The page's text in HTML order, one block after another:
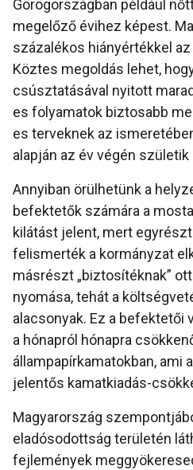
Görögországban például
megelőző évihez képest.
százalékos hiányértékkel
Köztes megoldás lehet,
csúsztatásával nyitott
es folyamatok biztosabb
es terveknek az
alapján az év végén születik
Annyiban örülhetünk a
befektetők számára a
kilátást jelent, mert
felismerték a kormányzat
másrészt „biztosítéknak”
nyomása, tehát a
alacsonyak. Ez a befektetői
a hónapról hónapra
állampapírkamatokban, ami
jelentős kamatkiadás-
Magyarország
eladósodottság területén
fejlemények